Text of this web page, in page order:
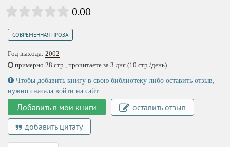
0.00
СОВРЕМЕННАЯ ПРОЗА
Год выхода: 2002
примерно 28 стр., прочитаете за 3 дня (10 стр./день)
Чтобы добавить книгу в свою библиотеку либо оставить отзыв,
нужно сначала войти на сайт.
Добавить в мои книги
оставить отзыв
добавить цитату